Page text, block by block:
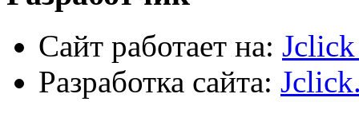
Сайт работает на:
Разработка сайта: